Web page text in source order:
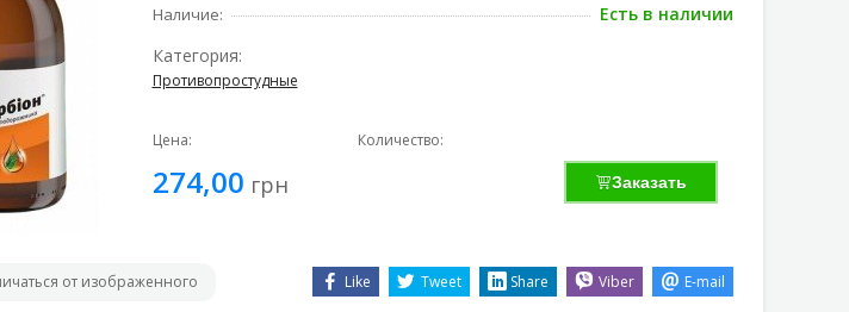
Наличие:
Есть в наличии
Категория:
Противопростудные
Цена:
274,00 грн
Количество:
Заказать
от изображенного Like Tweet Share Viber E-mail